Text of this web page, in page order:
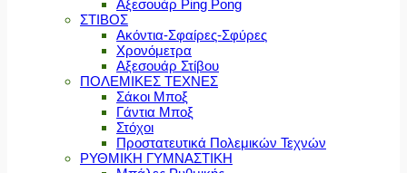
Αξεσουάρ Ping Pong
ΣΤΙΒΟΣ
Ακόντια-Σφαίρες-Σφύρες
Χρονόμετρα
Αξεσουάρ Στίβου
ΠΟΛΕΜΙΚΕΣ ΤΕΧΝΕΣ
Σάκοι Μποξ
Γάντια Μποξ
Στόχοι
Προστατευτικά Πολεμικών Τεχνών
ΡΥΘΜΙΚΗ ΓΥΜΝΑΣΤΙΚΗ